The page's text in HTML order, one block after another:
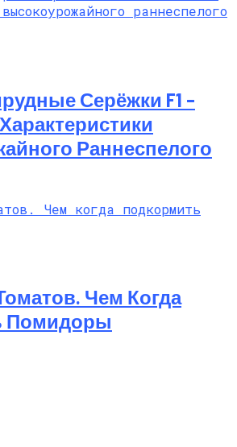
Серёжки F1 –
Раннеспелого
Чем Когда
Помидоры